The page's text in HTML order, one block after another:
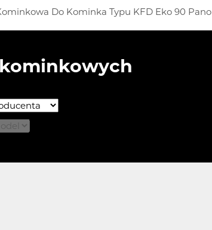
Do Kominka Typu KFD Eko 90 Pano